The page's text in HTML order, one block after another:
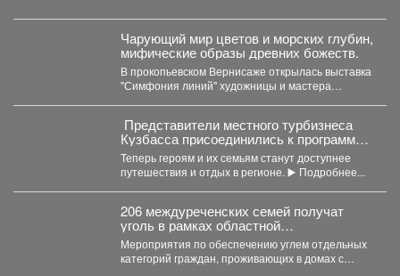
Чарующий мир цветов и морских глубин,
мифические образы древних божеств.
В прокопьевском Вернисаже открылась выставка
"Симфония линий" художницы и мастера
Представители местного турбизнеса
Кузбасса присоединились к программе
поддержки участников СВО и их
близкихне.
Теперь героям и их семьям станут доступнее
путешествия и отдых в регионе. ▶️ Подробнее...
206 междуреченских семей получат
уголь в рамках областной
благотворительной акции.
Мероприятия по обеспечению углем отдельных
категорий граждан, проживающих в домах с